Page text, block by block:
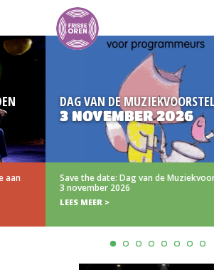
DAG VAN DE
3 NOVEMBER 2026
Save the date: Dag van de
3 november 2026
LEES MEER >